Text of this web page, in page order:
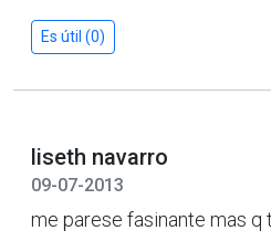
Es útil (0)
liseth navarro
09-07-2013
me parese fasinante mas q